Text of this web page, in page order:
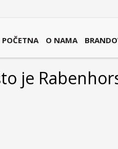
POČETNA O NAMA
je